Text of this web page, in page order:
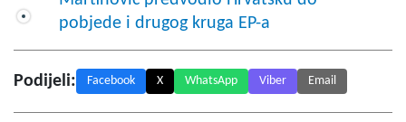
pobjede i drugog kruga EP-a
Podijeli: Facebook X WhatsApp Viber Email